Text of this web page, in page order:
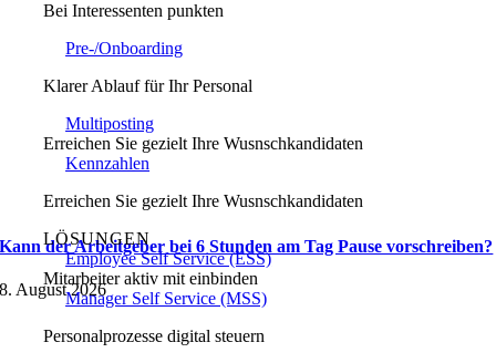
Bei Interessenten punkten
Pre-/Onboarding
Klarer Ablauf für Ihr Personal
Multiposting
Erreichen Sie gezielt Ihre Wusnschkandidaten
Kennzahlen
Erreichen Sie gezielt Ihre Wusnschkandidaten
LÖSUNGEN
Employee Self Service (ESS)
Mitarbeiter aktiv mit einbinden
Manager Self Service (MSS)
Personalprozesse digital steuern
Kann der Arbeitgeber bei 6 Stunden am Tag Pause vorschreiben?
8. August 2026